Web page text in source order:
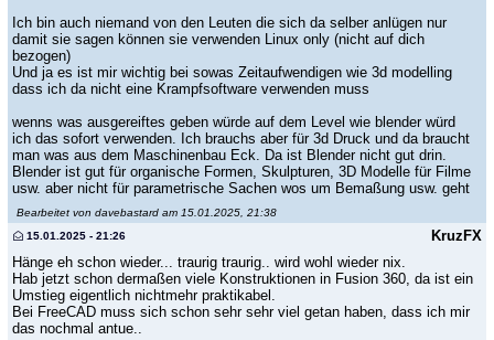
Ich bin auch niemand von den Leuten die sich da selber anlügen nur
damit sie sagen können sie verwenden Linux only (nicht auf dich
bezogen)
Und ja es ist mir wichtig bei sowas Zeitaufwendigen wie 3d modelling
dass ich da nicht eine Krampfsoftware verwenden muss
wenns was ausgereiftes geben würde auf dem Level wie blender würd
ich das sofort verwenden. Ich brauchs aber für 3d Druck und da braucht
man was aus dem Maschinenbau Eck. Da ist Blender nicht gut drin.
Blender ist gut für organische Formen, Skulpturen, 3D Modelle für Filme
usw. aber nicht für parametrische Sachen wos um Bemaßung usw. geht
Bearbeitet von davebastard am 15.01.2025, 21:38
KruzFX
15.01.2025 - 21:26
Hänge eh schon wieder... traurig traurig.. wird wohl wieder nix.
Hab jetzt schon dermaßen viele Konstruktionen in Fusion 360, da ist ein
Umstieg eigentlich nichtmehr praktikabel.
Bei FreeCAD muss sich schon sehr sehr viel getan haben, dass ich mir
das nochmal antue..